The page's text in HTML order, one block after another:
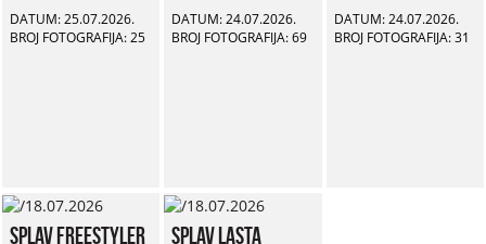
DATUM: 25.07.2026.
BROJ FOTOGRAFIJA: 25
DATUM: 24.07.2026.
BROJ FOTOGRAFIJA: 69
DATUM: 24.07.2026.
BROJ FOTOGRAFIJA: 31
Splav Freestyler Splav Lasta